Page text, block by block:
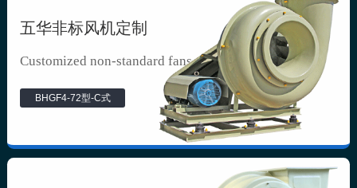
五华非标风机定制
Customized non-standard fans
BHGF4-72型-C式